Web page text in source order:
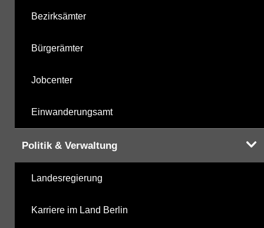
Bezirksämter
Bürgerämter
Jobcenter
Einwanderungsamt
Politik & Verwaltung
Landesregierung
Karriere im Land Berlin